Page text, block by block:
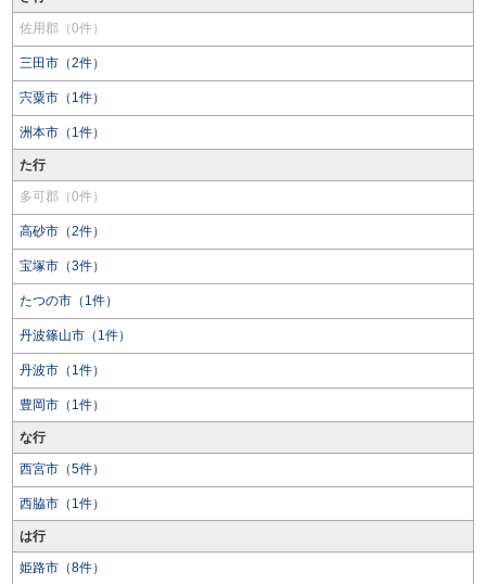
佐用郡（0件）
三田市（2件）
宍粟市（1件）
洲本市（1件）
た行
多可郡（0件）
高砂市（2件）
宝塚市（3件）
たつの市（1件）
丹波篠山市（1件）
丹波市（1件）
豊岡市（1件）
な行
西宮市（5件）
西脇市（1件）
は行
姫路市（8件）